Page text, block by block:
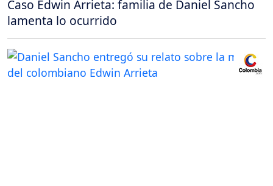
Caso Edwin Arrieta: familia de Daniel Sancho
lamenta lo ocurrido